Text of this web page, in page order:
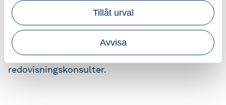
Tillåt urval
Avvisa
Förslaget om statligt reglerad auktorisation är
inte nytt. Både Svenska Bankföreningen och
Ekobrottsmyndigheten har tidigare lyft behovet
av skärpta krav, tillsyn och tydligare ansvar för
redovisningskonsulter.